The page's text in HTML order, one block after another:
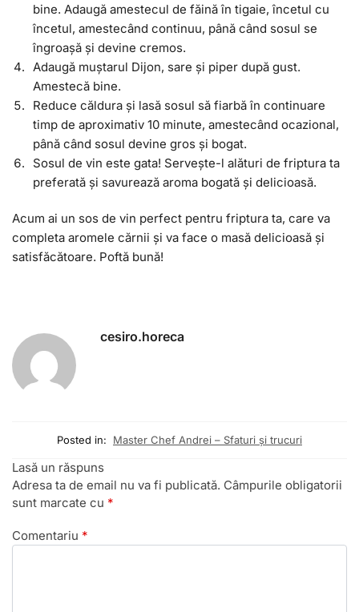
bine. Adaugă amestecul de făină în tigaie, încetul cu
încetul, amestecând continuu, până când sosul se
îngroașă și devine cremos.
Adaugă muștarul Dijon, sare și piper după gust.
Amestecă bine.
Reduce căldura și lasă sosul să fiarbă în continuare
timp de aproximativ 10 minute, amestecând ocazional,
până când sosul devine gros și bogat.
Sosul de vin este gata! Servește-l alături de friptura ta
preferată și savurează aroma bogată și delicioasă.
Acum ai un sos de vin perfect pentru friptura ta, care va
completa aromele cărnii și va face o masă delicioasă și
satisfăcătoare. Poftă bună!
cesiro.horeca
Posted in: Master Chef Andrei – Sfaturi și trucuri
Lasă un răspuns
Adresa ta de email nu va fi publicată. Câmpurile obligatorii
sunt marcate cu *
Comentariu *